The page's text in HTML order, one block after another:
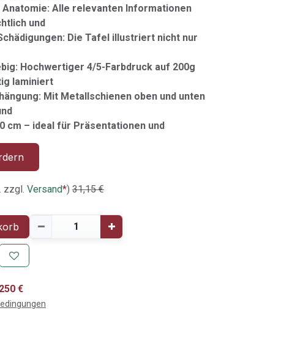
Anatomie: Alle relevanten Informationen
und
Die Tafel illustriert nicht nur
Hochwertiger 4/5-Farbdruck auf 200g
laminiert
Mit Metallschienen oben und unten
cm – ideal für Präsentationen und
zzgl. Versand*) 31,15€
€